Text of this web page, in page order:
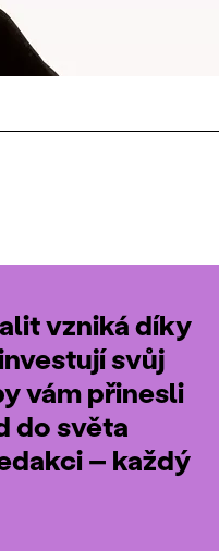
vzniká díky
svůj
vám přinesli
do světa
– každý